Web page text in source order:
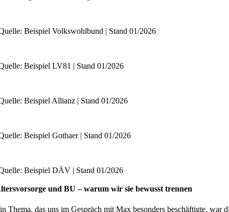
Beispiel Volkswohlbund | Stand 01/2026
Beispiel LV81 | Stand 01/2026
Beispiel Allianz | Stand 01/2026
Beispiel Gothaer | Stand 01/2026
Beispiel DÄV | Stand 01/2026
und BU – warum wir sie bewusst trennen
Thema, das uns im Gespräch mit Max besonders beschäftigte, war